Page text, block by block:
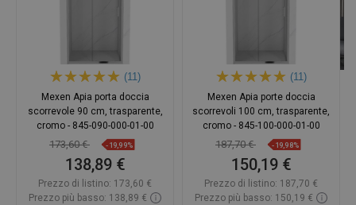
(11)
Mexen Apia porta doccia
scorrevole 90 cm, trasparente,
cromo - 845-090-000-01-00
173,60 € -19,99%
138,89 €
Prezzo di listino: 173,60 €
Prezzo più basso: 138,89 €
(11)
Mexen Apia porte doccia
scorrevoli 100 cm, trasparente,
cromo - 845-100-000-01-00
187,70 € -19,98%
150,19 €
Prezzo di listino: 187,70 €
Prezzo più basso: 150,19 €